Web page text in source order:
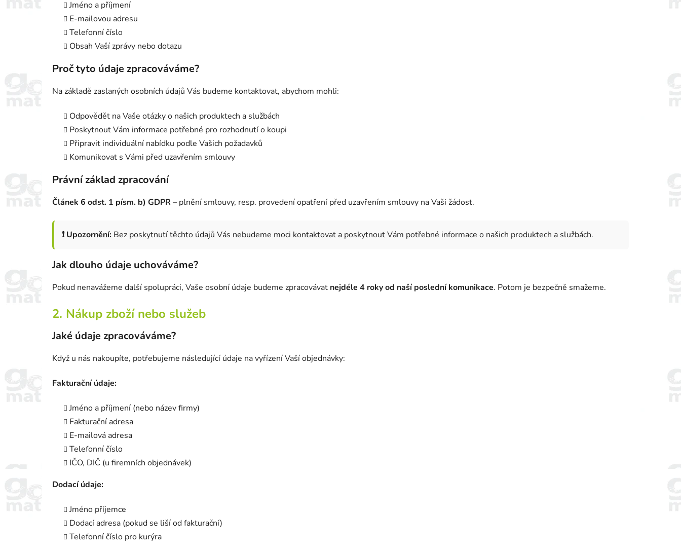
Jméno a příjmení
E-mailovou adresu
Telefonní číslo
Obsah Vaší zprávy nebo dotazu
Proč tyto údaje zpracováváme?
Na základě zaslaných osobních údajů Vás budeme kontaktovat, abychom mohli:
Odpovědět na Vaše otázky o našich produktech a službách
Poskytnout Vám informace potřebné pro rozhodnutí o koupi
Připravit individuální nabídku podle Vašich požadavků
Komunikovat s Vámi před uzavřením smlouvy
Právní základ zpracování
Článek 6 odst. 1 písm. b) GDPR – plnění smlouvy, resp. provedení opatření před uzavřením smlouvy na Vaši žádost.
❗ Upozornění: Bez poskytnutí těchto údajů Vás nebudeme moci kontaktovat a poskytnout Vám potřebné informace o našich produktech a službách.
Jak dlouho údaje uchováváme?
Pokud nenavážeme další spolupráci, Vaše osobní údaje budeme zpracovávat nejdéle 4 roky od naší poslední komunikace. Potom je bezpečně smažeme.
2. Nákup zboží nebo služeb
Jaké údaje zpracováváme?
Když u nás nakoupíte, potřebujeme následující údaje na vyřízení Vaší objednávky:
Fakturační údaje:
Jméno a příjmení (nebo název firmy)
Fakturační adresa
E-mailová adresa
Telefonní číslo
IČO, DIČ (u firemních objednávek)
Dodací údaje:
Jméno příjemce
Dodací adresa (pokud se liší od fakturační)
Telefonní číslo pro kurýra